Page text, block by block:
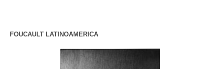
FOUCAULT LATINOAMERICA